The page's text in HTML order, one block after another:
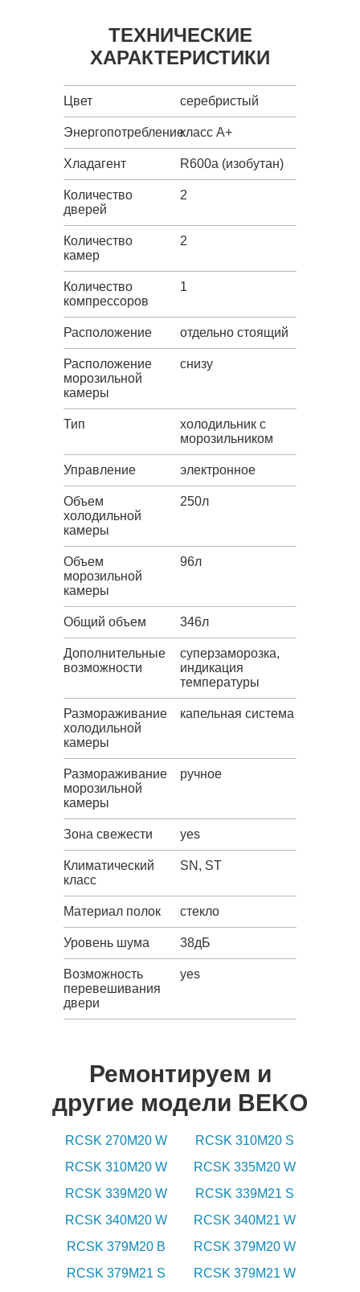
ТЕХНИЧЕСКИЕ
ХАРАКТЕРИСТИКИ
Цвет серебристый
Энергопотреблениекласс A+
Хладагент R600a (изобутан)
Количество
дверей
2
Количество
камер
2
Количество
компрессоров
1
Расположение отдельно стоящий
Расположение
морозильной
камеры
снизу
Тип
холодильник с
морозильником
Управление электронное
Объем
холодильной
камеры
250л
Объем
морозильной
камеры
96л
Общий объем 346л
Дополнительные
возможности
суперзаморозка,
индикация
температуры
Размораживание
холодильной
камеры
капельная система
Размораживание
морозильной
камеры
ручное
Зона свежести yes
Климатический
класс
SN, ST
Материал полок стекло
Уровень шума 38дБ
Возможность
перевешивания
двери
yes
Ремонтируем и
другие модели BEKO
RCSK 270M20 W
RCSK 310M20 S
RCSK 310M20 W
RCSK 335M20 W
RCSK 339M20 W
RCSK 339M21 S
RCSK 340M20 W
RCSK 340M21 W
RCSK 379M20 B
RCSK 379M20 W
RCSK 379M21 S
RCSK 379M21 W